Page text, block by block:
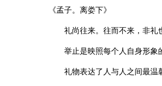
《孟子。离娄下》
礼尚往来。往而不来，非
举止是映照每个人自身形
礼物表达了人与人之间最